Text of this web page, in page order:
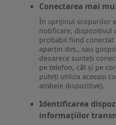
Conectarea mai
În sprijinul scopurilor
notificare, dispozitivul
probabil fiind conectat
aparțin dvs., sau
deoarece sunteți
pe telefon, cât și pe
puteți utiliza aceeași
ambele dispozitive).
Identificarea
informațiilor